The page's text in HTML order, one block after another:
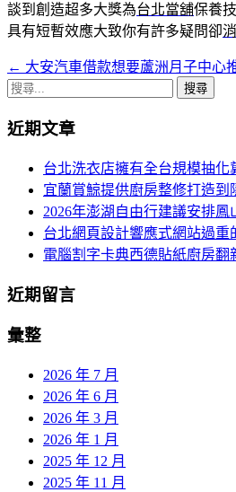
談到創造超多大獎為台北當舖保養
具有短暫效應大致你有許多疑問卻
文
章
導
← 大安汽車借款想要蘆洲月子中心
搜
關
近期文章
台北洗衣店擁有全台規模抽化
宜蘭賞鯨提供廚房整修打造
2026年澎湖自由行建議安排鳳
台北網頁設計響應式網站過重
電腦割字卡典西德貼紙廚房翻
近期留言
彙整
2026 年 7 月
2026 年 6 月
2026 年 3 月
2026 年 1 月
2025 年 12 月
2025 年 11 月